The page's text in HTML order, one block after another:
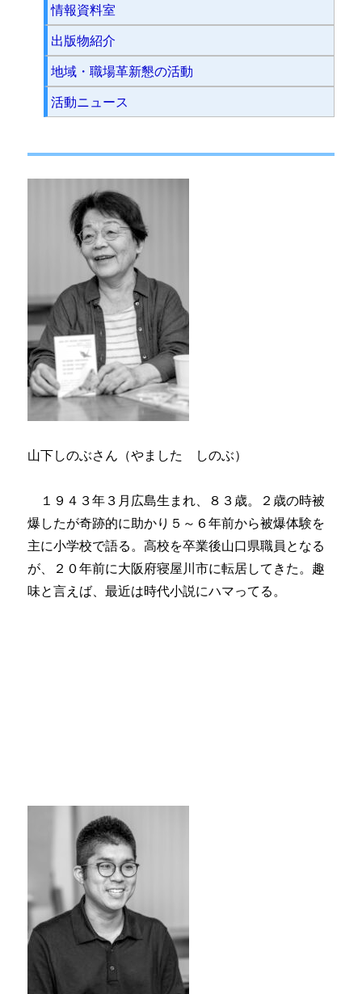
情報資料室
出版物紹介
地域・職場革新懇の活動
活動ニュース
山下しのぶさん（やました しのぶ）
１９４３年３月広島生まれ、８３歳。２歳の時被
爆したが奇跡的に助かり５～６年前から被爆体験を
主に小学校で語る。高校を卒業後山口県職員となる
が、２０年前に大阪府寝屋川市に転居してきた。趣
味と言えば、最近は時代小説にハマってる。